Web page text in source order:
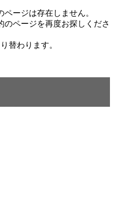
ージは存在しません。
のページを再度お探しくださ
替わります。